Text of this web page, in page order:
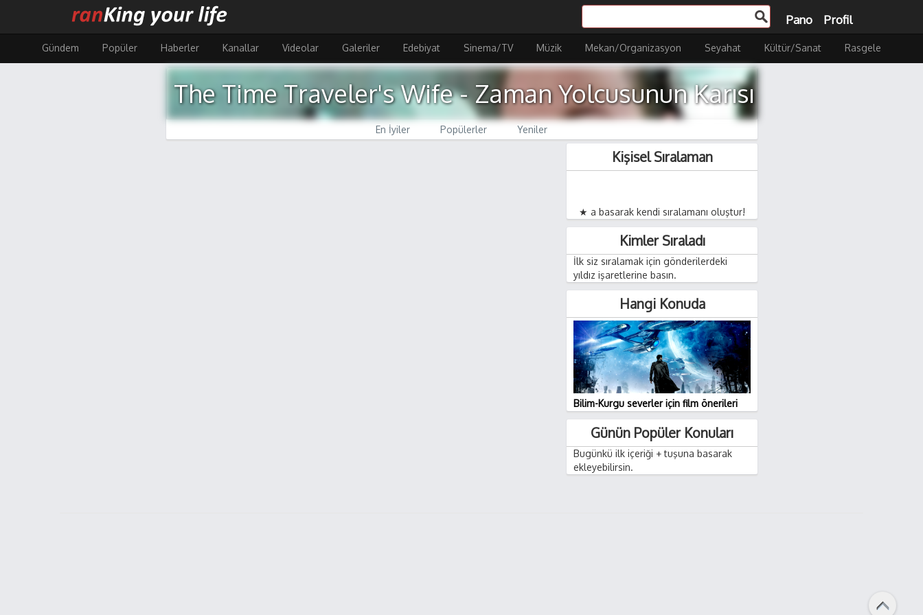
atla
Pano Profil
Gündem Popüler Haberler Kanallar Videolar Galeriler Edebiyat Sinema/TV Müzik Mekan/Organizasyon Seyahat Kültür/Sanat Rasgele
The Time Traveler's Wife - Zaman Yolcusunun Karısı
En İyiler Popülerler Yeniler
Kişisel Sıralaman
★ a basarak kendi sıralamanı oluştur!
Kimler Sıraladı
İlk siz sıralamak için gönderilerdeki
yıldız işaretlerine basın.
Hangi Konuda
Bilim-Kurgu severler için film önerileri
Günün Popüler Konuları
Bugünkü ilk içeriği + tuşuna basarak
ekleyebilirsin.